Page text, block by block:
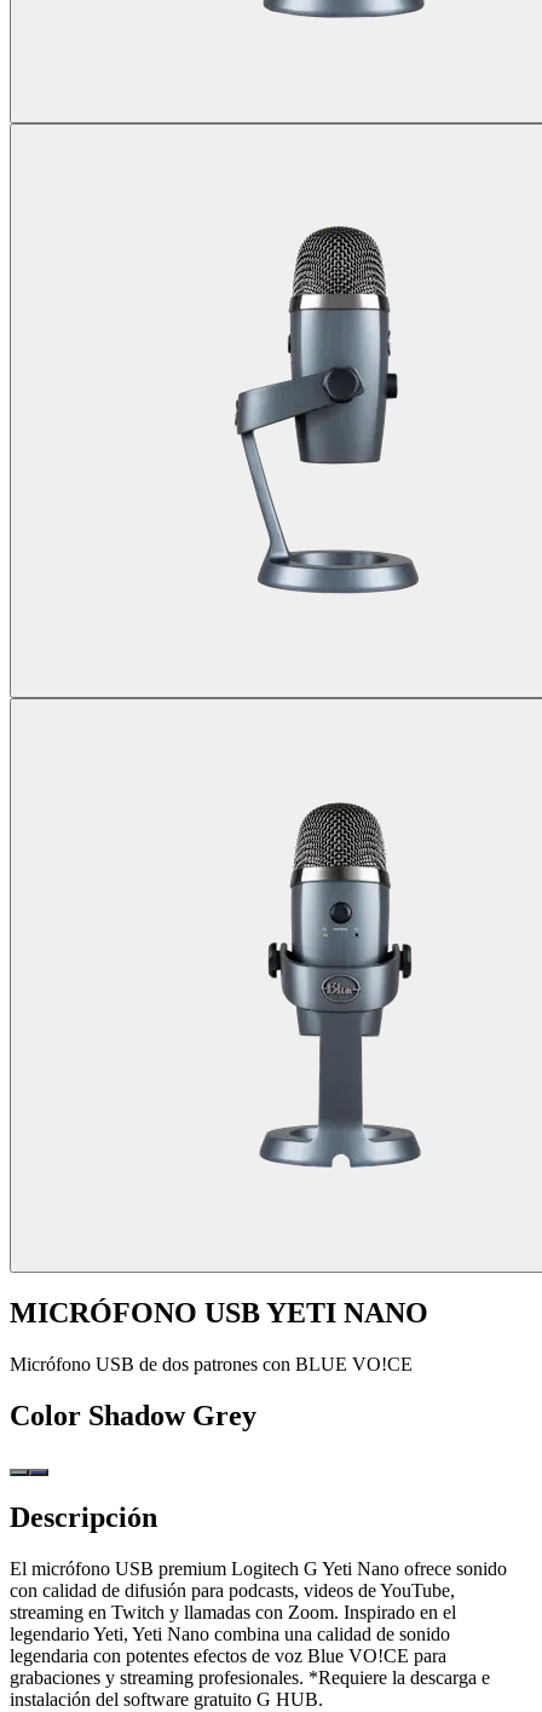
MICRÓFONO USB YETI NANO
Micrófono USB de dos patrones con BLUE VO!CE
Color Shadow Grey
Descripción
El micrófono USB premium Logitech G Yeti Nano ofrece sonido
con calidad de difusión para podcasts, videos de YouTube,
streaming en Twitch y llamadas con Zoom. Inspirado en el
legendario Yeti, Yeti Nano combina una calidad de sonido
legendaria con potentes efectos de voz Blue VO!CE para
grabaciones y streaming profesionales. *Requiere la descarga e
instalación del software gratuito G HUB.